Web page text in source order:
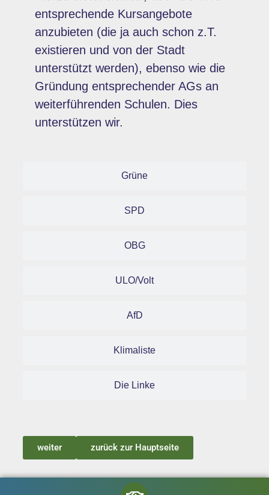
Grüne
SPD
OBG
ULO/Volt
AfD
Klimaliste
Die Linke
entsprechende Kursangebote
anzubieten (die ja auch schon z.T.
existieren und von der Stadt
unterstützt werden), ebenso wie die
Gründung entsprechender AGs an
weiterführenden Schulen. Dies
unterstützen wir.
weiter zurück zur Hauptseite